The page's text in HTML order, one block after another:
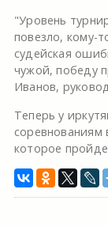
"Уровень
повезло, кому-
судейская
чужой, победу
Иванов,
Теперь у
соревнованиям
которое